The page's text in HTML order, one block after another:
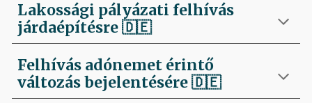
Lakossági pályázati felhívás
járdaépítésre🇩🇪
Felhívás adónemet érintő
változás bejelentésére 🇩🇪